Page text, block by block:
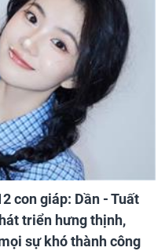
con giáp: Dần - Tuất
triển hưng thịnh,
sự khó thành công